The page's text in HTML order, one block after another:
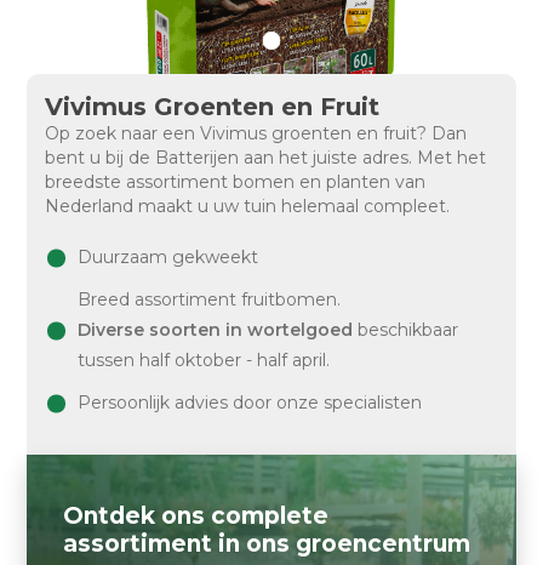
Vivimus Groenten en Fruit
Op zoek naar een Vivimus groenten en fruit? Dan
bent u bij de Batterijen aan het juiste adres. Met het
breedste assortiment bomen en planten van
Nederland maakt u uw tuin helemaal compleet.
Duurzaam gekweekt
Breed assortiment fruitbomen.
Diverse soorten in wortelgoed beschikbaar
tussen half oktober - half april.
Persoonlijk advies door onze specialisten
Ontdek ons complete
assortiment in ons groencentrum